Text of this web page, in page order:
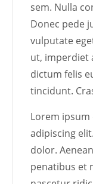
sem. Nulla
Donec pede
vulputate
ut, imperdiet
dictum felis
tincidunt.
Lorem
adipiscing
dolor.
penatibus et